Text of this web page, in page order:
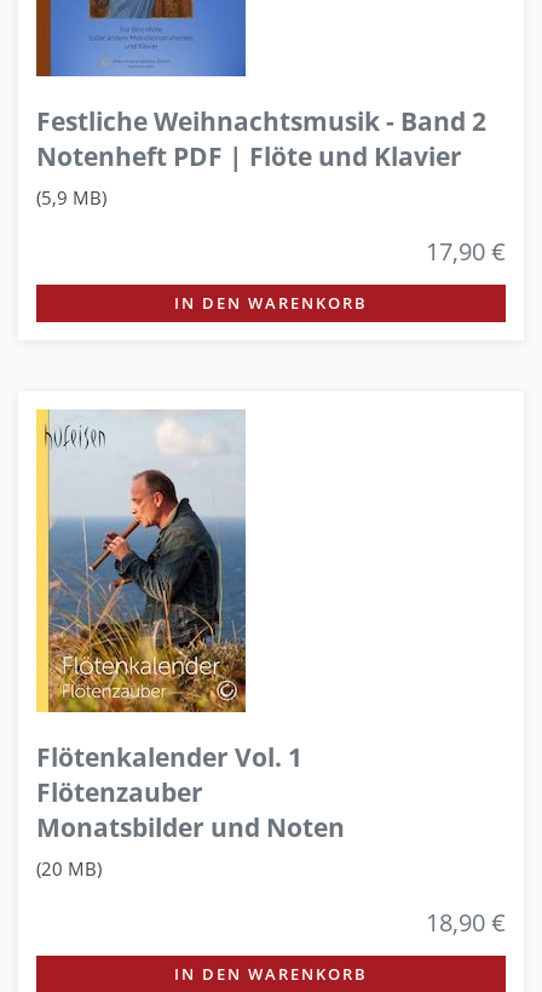
Festliche Weihnachtsmusik - Band 2
Notenheft PDF | Flöte und Klavier
(5,9 MB)
17,90 €
IN DEN WARENKORB
Flötenkalender Vol. 1
Flötenzauber
Monatsbilder und Noten
(20 MB)
18,90 €
IN DEN WARENKORB